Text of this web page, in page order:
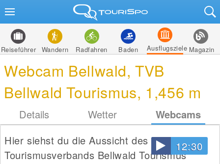
Reiseführer Wandern Radfahren Baden Ausflugsziele Magazin
Webcam Bellwald, TVB
Bellwald Tourismus, 1,456 m
Details Wetter Webcams
12:30
Hier siehst du die Aussicht des
Tourismusverbands Bellwald Tourismus